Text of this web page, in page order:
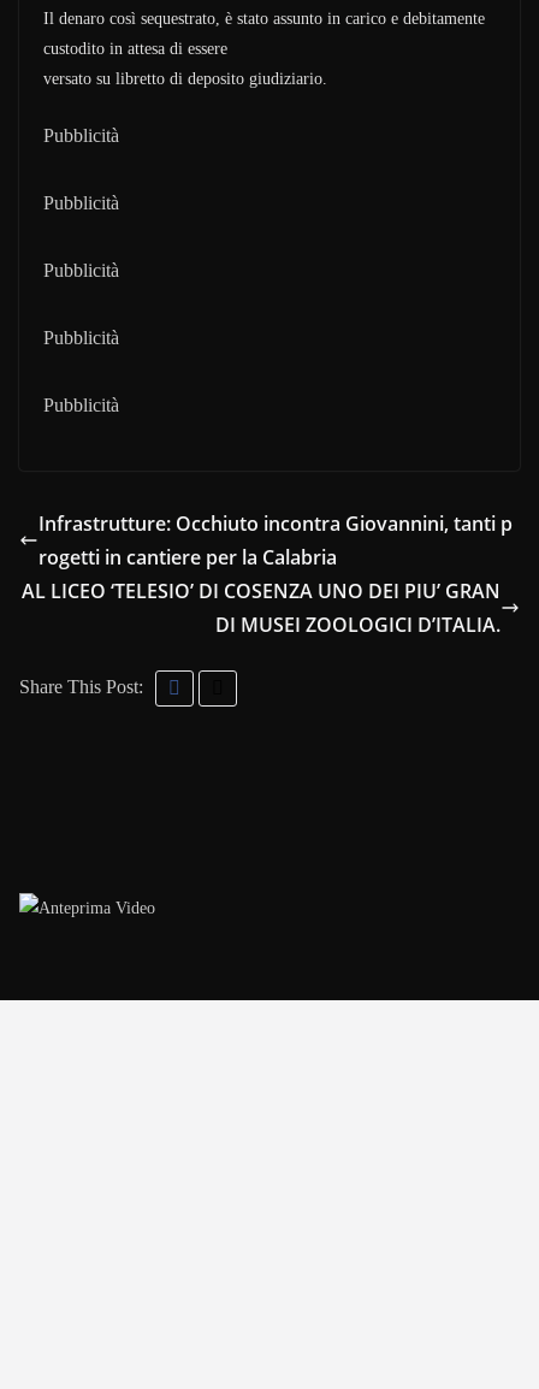
Il denaro così sequestrato, è stato assunto in carico e debitamente
custodito in attesa di essere
versato su libretto di deposito giudiziario.
Pubblicità
Pubblicità
Pubblicità
Pubblicità
Pubblicità
Infrastrutture: Occhiuto incontra Giovannini, tanti p
rogetti in cantiere per la Calabria
AL LICEO ‘TELESIO’ DI COSENZA UNO DEI PIU’ GRAN
DI MUSEI ZOOLOGICI D’ITALIA.
Share This Post: